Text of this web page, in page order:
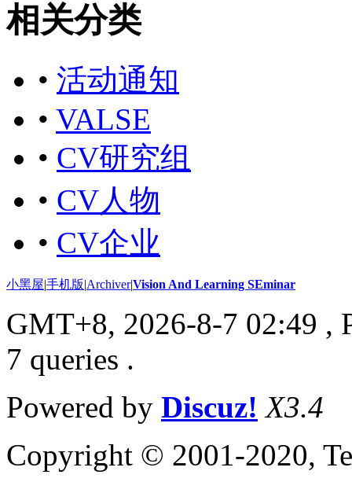
相关分类
• 活动通知
• VALSE
• CV研究组
• CV人物
• CV企业
小黑屋|手机版|Archiver|Vision And Learning SEminar
GMT+8, 2026-8-7 02:49 ,
7 queries .
Powered by Discuz! X3.4
Copyright © 2001-2020,